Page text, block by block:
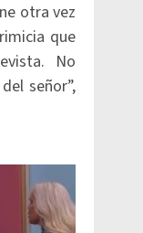
otra vez
que
No
señor”,